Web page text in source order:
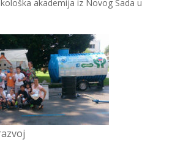
akademija iz Novog Sada u